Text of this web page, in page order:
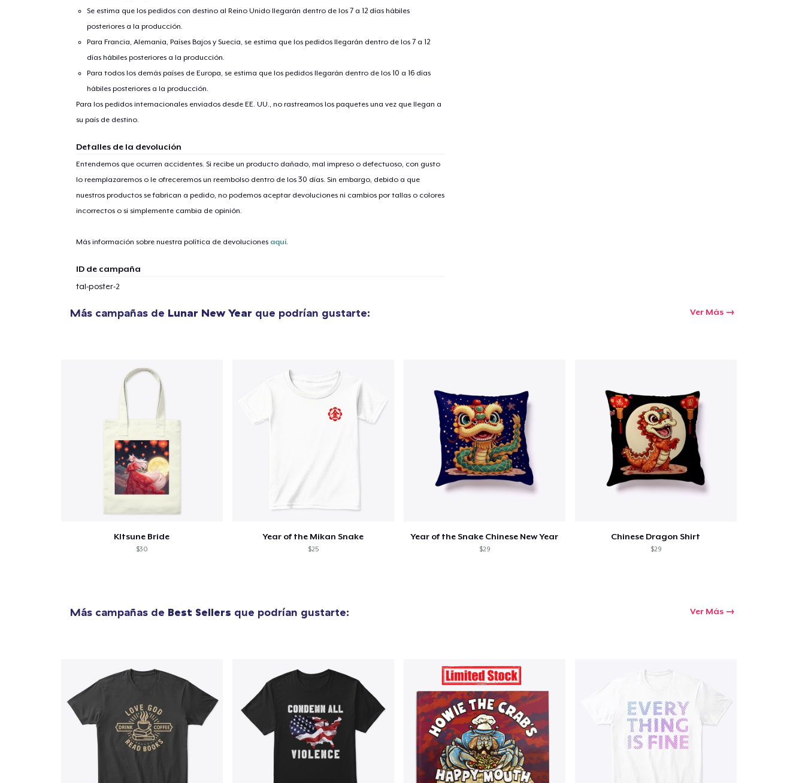
Se estima que los pedidos con destino al Reino Unido llegarán dentro de los 7 a 12 días hábiles
posteriores a la producción.
Para Francia, Alemania, Países Bajos y Suecia, se estima que los pedidos llegarán dentro de los 7 a 12
días hábiles posteriores a la producción.
Para todos los demás países de Europa, se estima que los pedidos llegarán dentro de los 10 a 16 días
hábiles posteriores a la producción.
Para los pedidos internacionales enviados desde EE. UU., no rastreamos los paquetes una vez que llegan a
su país de destino.
Detalles de la devolución
Entendemos que ocurren accidentes. Si recibe un producto dañado, mal impreso o defectuoso, con gusto
lo reemplazaremos o le ofreceremos un reembolso dentro de los 30 días. Sin embargo, debido a que
nuestros productos se fabrican a pedido, no podemos aceptar devoluciones ni cambios por tallas o colores
incorrectos o si simplemente cambia de opinión.
Más información sobre nuestra política de devoluciones aquí.
ID de campaña
tal-poster-2
Más campañas de Lunar New Year que podrían gustarte: Ver Más
KItsune Bride
$30
Year of the Mikan Snake
$25
Year of the Snake Chinese New Year
$29
Chinese Dragon Shirt
$29
Más campañas de Best Sellers que podrían gustarte: Ver Más